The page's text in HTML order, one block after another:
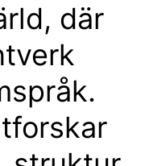
där